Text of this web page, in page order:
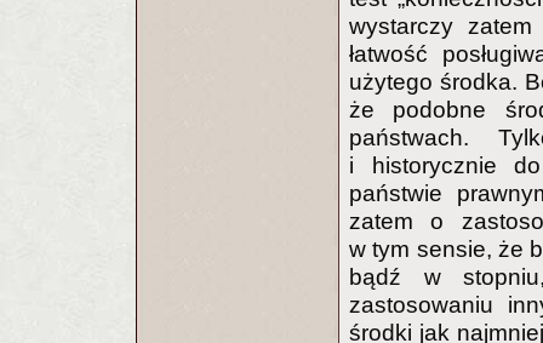
wystarczy
łatwość
użytego środka.
że podobne
państwach.
i historycznie
państwie
zatem o
w tym sensie, że
bądź w
zastosowaniu
środki jak